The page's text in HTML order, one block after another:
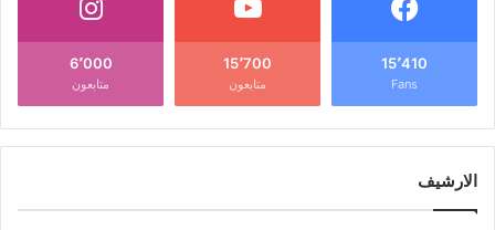
15٬410
Fans
15٬700
متابعون
6٬000
متابعون
الارشيف